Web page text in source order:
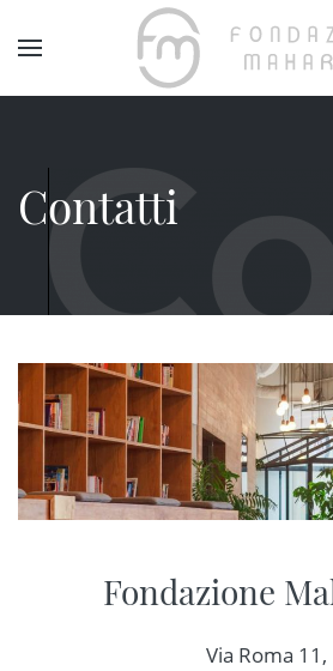
Contatti
Fondazione
Via Roma 11,